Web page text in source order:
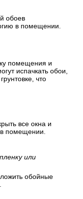
обоев
в помещении.
помещения и
испачкать обои,
что
все окна и
в помещении.
или
обойные